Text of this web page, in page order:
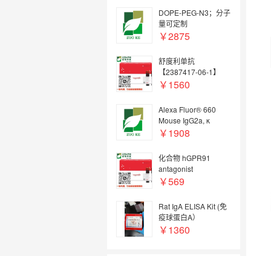
DOPE-PEG-N3；分子
量可定制
￥2875
舒度利单抗
【2387417-06-1】
￥1560
Alexa Fluor® 660
Mouse IgG2a, κ
Isotype Ctrl
￥1908
化合物 hGPR91
antagonist
1【1314796-00-3】
￥569
Rat IgA ELISA Kit (免
疫球蛋白A）
￥1360